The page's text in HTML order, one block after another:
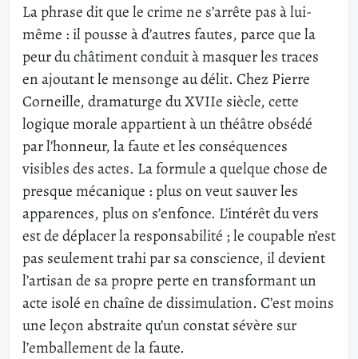
La phrase dit que le crime ne s’arrête pas à lui-
même : il pousse à d’autres fautes, parce que la
peur du châtiment conduit à masquer les traces
en ajoutant le mensonge au délit. Chez Pierre
Corneille, dramaturge du XVIIe siècle, cette
logique morale appartient à un théâtre obsédé
par l’honneur, la faute et les conséquences
visibles des actes. La formule a quelque chose de
presque mécanique : plus on veut sauver les
apparences, plus on s’enfonce. L’intérêt du vers
est de déplacer la responsabilité ; le coupable n’est
pas seulement trahi par sa conscience, il devient
l’artisan de sa propre perte en transformant un
acte isolé en chaîne de dissimulation. C’est moins
une leçon abstraite qu’un constat sévère sur
l’emballement de la faute.